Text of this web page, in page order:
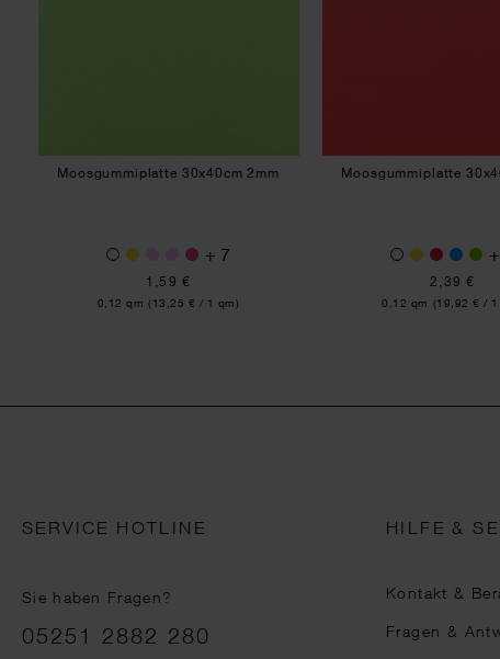
Moosgummiplatte 30x40cm 2mm
+ 7
1,59 €
Inhalt:
0,12 qm (13,25 € / 1 qm)
Moosgummiplatte
2,39 €
Inhalt:
0,12 qm (19,92 € / 1
SERVICE HOTLINE
Sie haben Fragen?
Telefonnummer
05251 2882 280
HILFE &
Kontakt &
Fragen &